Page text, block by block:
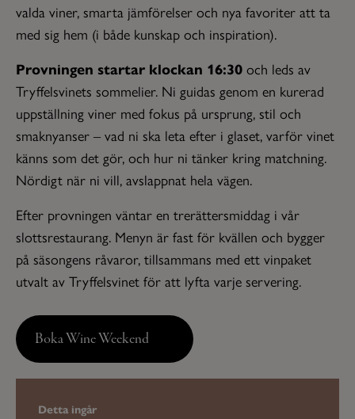
valda viner, smarta jämförelser och nya favoriter att ta
med sig hem (i både kunskap och inspiration).
Provningen startar klockan 16:30 och leds av
Tryffelsvinets sommelier. Ni guidas genom en kurerad
uppställning viner med fokus på ursprung, stil och
smaknyanser – vad ni ska leta efter i glaset, varför vinet
känns som det gör, och hur ni tänker kring matchning.
Nördigt när ni vill, avslappnat hela vägen.
Efter provningen väntar en trerättersmiddag i vår
slottsrestaurang. Menyn är fast för kvällen och bygger
på säsongens råvaror, tillsammans med ett vinpaket
utvalt av Tryffelsvinet för att lyfta varje servering.
Boka Wine Weekend
Detta ingår